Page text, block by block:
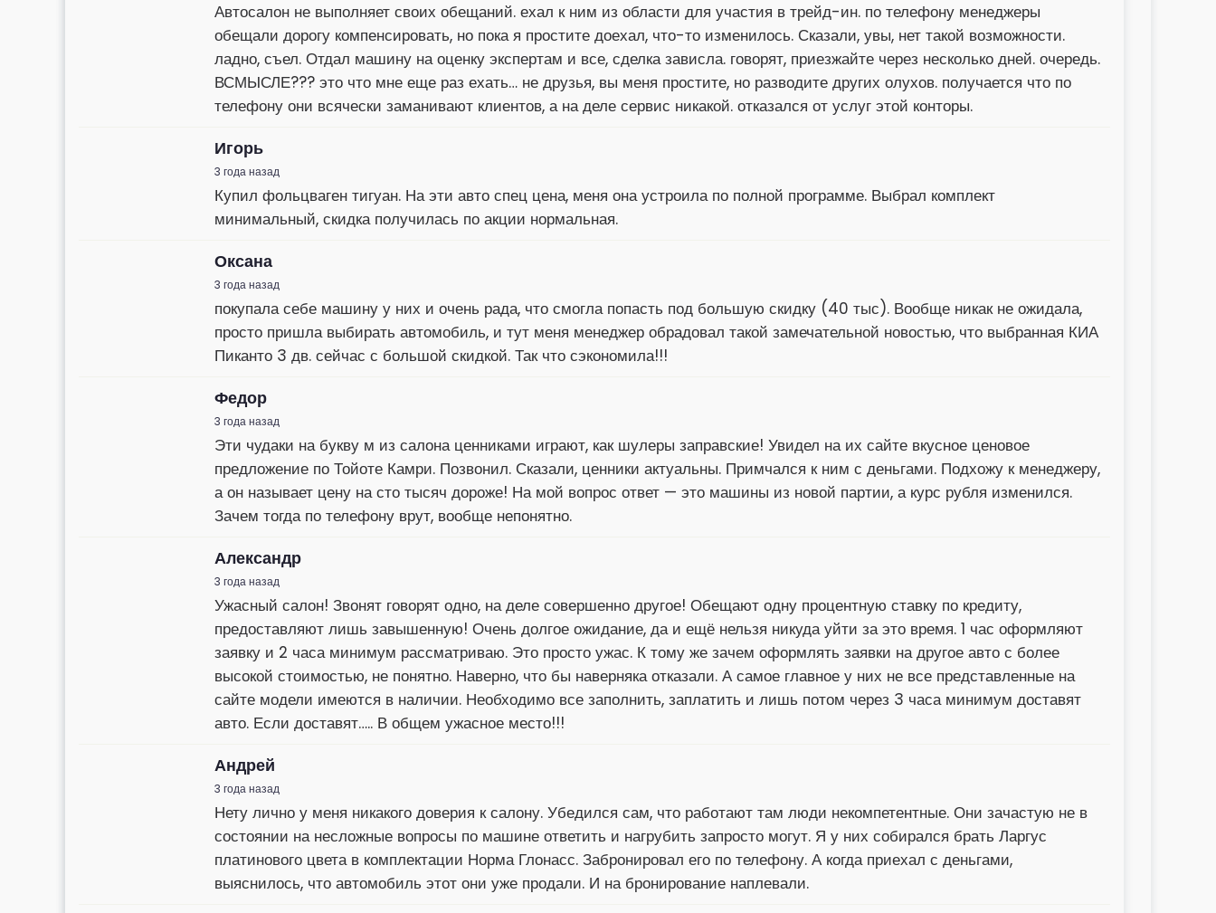
Автосалон не выполняет своих обещаний. ехал к ним из области для участия в трейд-ин. по телефону менеджеры
обещали дорогу компенсировать, но пока я простите доехал, что-то изменилось. Сказали, увы, нет такой возможности.
ладно, съел. Отдал машину на оценку экспертам и все, сделка зависла. говорят, приезжайте через несколько дней. очередь.
ВСМЫСЛЕ??? это что мне еще раз ехать… не друзья, вы меня простите, но разводите других олухов. получается что по
телефону они всячески заманивают клиентов, а на деле сервис никакой. отказался от услуг этой конторы.
Игорь
3 года назад
Купил фольцваген тигуан. На эти авто спец цена, меня она устроила по полной программе. Выбрал комплект
минимальный, скидка получилась по акции нормальная.
Оксана
3 года назад
покупала себе машину у них и очень рада, что смогла попасть под большую скидку (40 тыс). Вообще никак не ожидала,
просто пришла выбирать автомобиль, и тут меня менеджер обрадовал такой замечательной новостью, что выбранная КИА
Пиканто 3 дв. сейчас с большой скидкой. Так что сэкономила!!!
Федор
3 года назад
Эти чудаки на букву м из салона ценниками играют, как шулеры заправские! Увидел на их сайте вкусное ценовое
предложение по Тойоте Камри. Позвонил. Сказали, ценники актуальны. Примчался к ним с деньгами. Подхожу к менеджеру,
а он называет цену на сто тысяч дороже! На мой вопрос ответ — это машины из новой партии, а курс рубля изменился.
Зачем тогда по телефону врут, вообще непонятно.
Александр
3 года назад
Ужасный салон! Звонят говорят одно, на деле совершенно другое! Обещают одну процентную ставку по кредиту,
предоставляют лишь завышенную! Очень долгое ожидание, да и ещё нельзя никуда уйти за это время. 1 час оформляют
заявку и 2 часа минимум рассматриваю. Это просто ужас. К тому же зачем оформлять заявки на другое авто с более
высокой стоимостью, не понятно. Наверно, что бы наверняка отказали. А самое главное у них не все представленные на
сайте модели имеются в наличии. Необходимо все заполнить, заплатить и лишь потом через 3 часа минимум доставят
авто. Если доставят….. В общем ужасное место!!!
Андрей
3 года назад
Нету лично у меня никакого доверия к салону. Убедился сам, что работают там люди некомпетентные. Они зачастую не в
состоянии на несложные вопросы по машине ответить и нагрубить запросто могут. Я у них собирался брать Ларгус
платинового цвета в комплектации Норма Глонасс. Забронировал его по телефону. А когда приехал с деньгами,
выяснилось, что автомобиль этот они уже продали. И на бронирование наплевали.